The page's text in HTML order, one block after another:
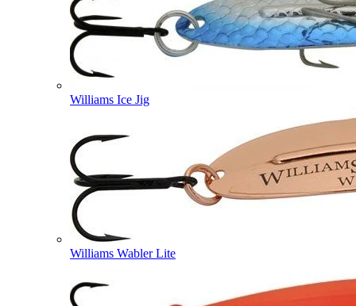
Williams Ice Jig
Williams Wabler Lite